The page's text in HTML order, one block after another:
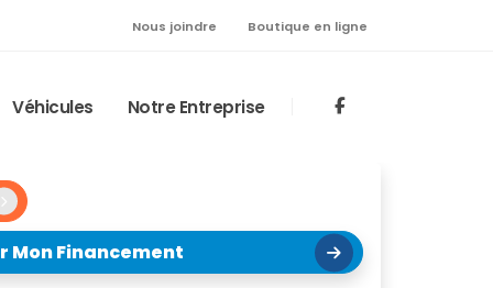
Nous joindre Boutique en ligne
Véhicules Notre Entreprise
Mon Financement